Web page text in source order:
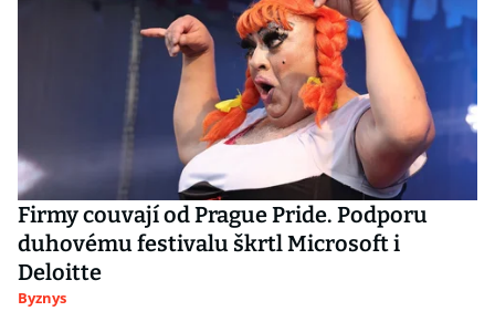
Firmy couvají od Prague Pride. Podporu
duhovému festivalu škrtl Microsoft i
Deloitte
Byznys